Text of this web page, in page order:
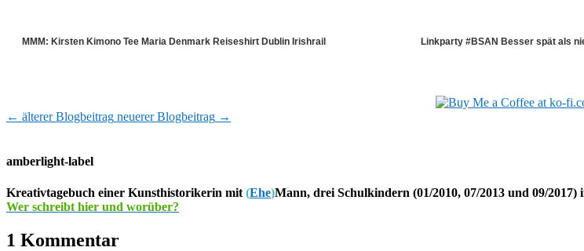
MMM: Kirsten Kimono Tee Maria Denmark Reiseshirt Dublin Irishrail Linkparty #BSAN Besser spät als
← älterer Blogbeitrag neuerer Blogbeitrag →
amberlight-label
Kreativtagebuch einer Kunsthistorikerin mit (Ehe)Mann, drei Schulkindern (01/2010, 07/2013 und 09/2017)
Wer schreibt hier und worüber?
1 Kommentar